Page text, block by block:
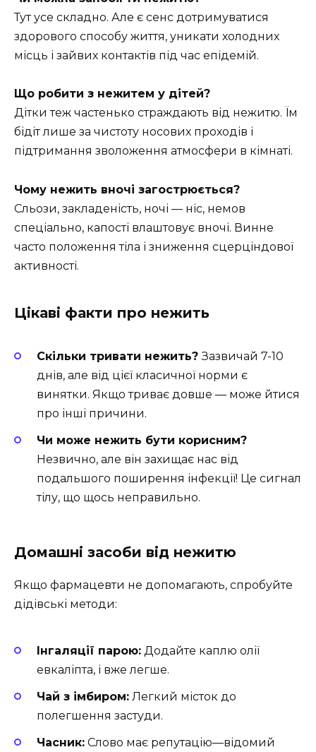
Тут усе складно. Але є сенс дотримуватися
здорового способу життя, уникати холодних
місць і зайвих контактів під час епідемій.
Що робити з нежитем у дітей?
Дітки теж частенько страждають від нежитю. Їм
бідіт лише за чистоту носових проходів і
підтримання зволоження атмосфери в кімнаті.
Чому нежить вночі загострюється?
Сльози, закладеність, ночі — ніс, немов
спеціально, капості влаштовує вночі. Винне
часто положення тіла і зниження сцерціндової
активності.
Цікаві факти про нежить
Скільки тривати нежить?Зазвичай 7-10
днів, але від цієї класичної норми є
винятки. Якщо триває довше — може йтися
про інші причини.
Чи може нежить бути корисним?
Незвично, але він захищає нас від
подальшого поширення інфекції! Це сигнал
тілу, що щось неправильно.
Домашні засоби від нежитю
Якщо фармацевти не допомагають, спробуйте
дідівські методи:
Інгаляції парою: Додайте каплю олії
евкаліпта, і вже легше.
Чай з імбиром: Легкий місток до
полегшення застуди.
Часник: Слово має репутацію—відомий